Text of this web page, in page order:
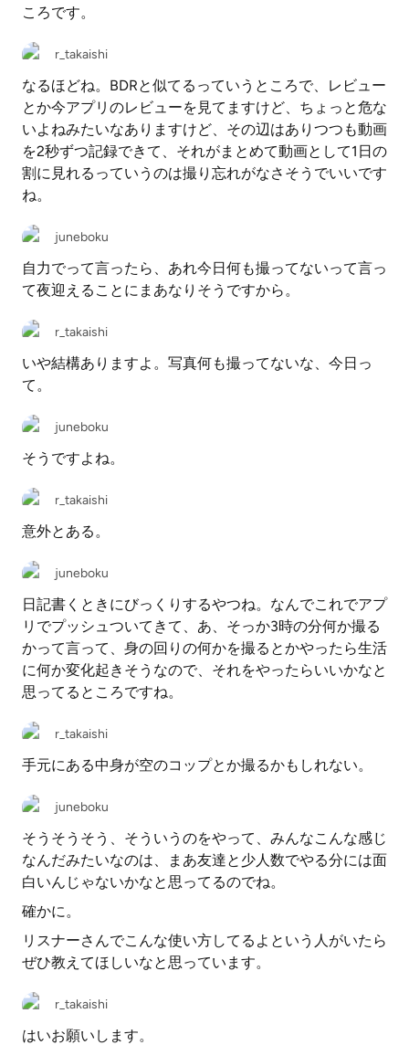
ころです。
r_takaishi
なるほどね。BDRと似てるっていうところで、レビュー
とか今アプリのレビューを見てますけど、ちょっと危な
いよねみたいなありますけど、その辺はありつつも動画
を2秒ずつ記録できて、それがまとめて動画として1日の
割に見れるっていうのは撮り忘れがなさそうでいいです
ね。
juneboku
自力でって言ったら、あれ今日何も撮ってないって言っ
て夜迎えることにまあなりそうですから。
r_takaishi
いや結構ありますよ。写真何も撮ってないな、今日っ
て。
juneboku
そうですよね。
r_takaishi
意外とある。
juneboku
日記書くときにびっくりするやつね。なんでこれでアプ
リでプッシュついてきて、あ、そっか3時の分何か撮る
かって言って、身の回りの何かを撮るとかやったら生活
に何か変化起きそうなので、それをやったらいいかなと
思ってるところですね。
r_takaishi
手元にある中身が空のコップとか撮るかもしれない。
juneboku
そうそうそう、そういうのをやって、みんなこんな感じ
なんだみたいなのは、まあ友達と少人数でやる分には面
白いんじゃないかなと思ってるのでね。
確かに。
リスナーさんでこんな使い方してるよという人がいたら
ぜひ教えてほしいなと思っています。
r_takaishi
はいお願いします。